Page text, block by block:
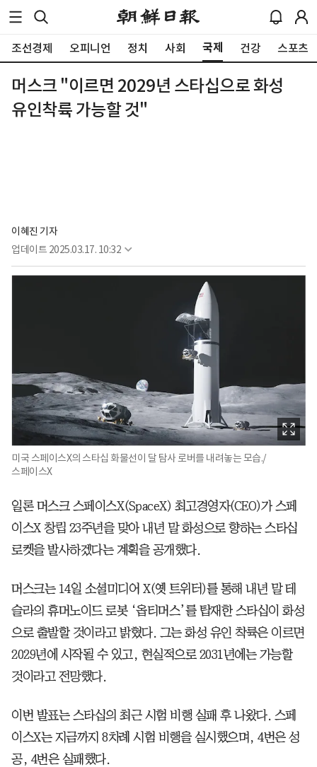
조선경제 오피니언 정치 사회 국제 건강 스포츠
머스크 "이르면 2029년 스타십으로 화성
유인착륙 가능할 것"
이혜진 기자
업데이트 2025.03.17. 10:32
미국 스페이스X의 스타십 화물선이 달 탐사 로버를 내려놓는 모습./
스페이스X
일론 머스크 스페이스X(SpaceX) 최고경영자(CEO)가 스페
이스X 창립 23주년을 맞아 내년 말 화성으로 향하는 스타십
로켓을 발사하겠다는 계획을 공개했다.
머스크는 14일 소셜미디어 X(옛 트위터)를 통해 내년 말 테
슬라의 휴머노이드 로봇 ‘옵티머스’를 탑재한 스타십이 화성
으로 출발할 것이라고 밝혔다. 그는 화성 유인 착륙은 이르면
2029년에 시작될 수 있고, 현실적으로 2031년에는 가능할
것이라고 전망했다.
이번 발표는 스타십의 최근 시험 비행 실패 후 나왔다. 스페
이스X는 지금까지 8차례 시험 비행을 실시했으며, 4번은 성
공, 4번은 실패했다.